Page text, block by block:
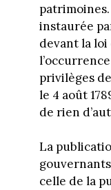
instaurée
devant la loi
privilèges
le 4 août
de rien
La
celle de la